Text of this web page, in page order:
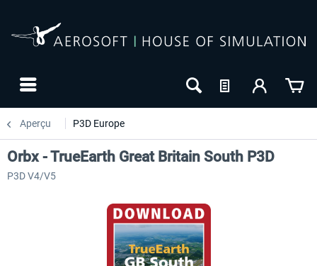
Aperçu P3D Europe
Orbx - TrueEarth Great Britain South P3D
P3D V4/V5